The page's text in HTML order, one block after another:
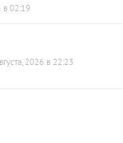
в 02:19
2026 в 22:23